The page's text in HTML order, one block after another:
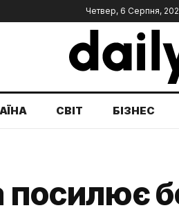
Четвер, 6 Серпня,
СВІТ БІЗНЕС